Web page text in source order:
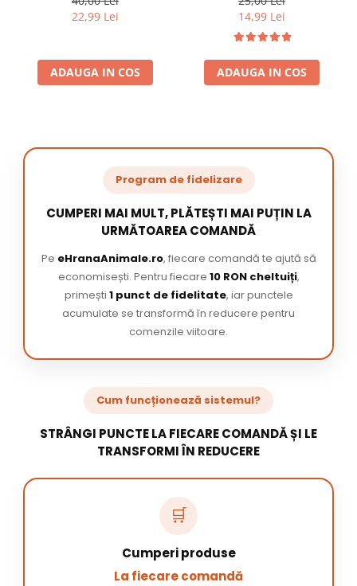
22,99 Lei
ADAUGA IN COS
14,99 Lei
ADAUGA IN COS
Program de fidelizare
CUMPERI MAI MULT, PLĂTEȘTI MAI PUȚIN LA
URMĂTOAREA COMANDĂ
Pe eHranaAnimale.ro, fiecare comandă te ajută să
economisești. Pentru fiecare 10 RON cheltuiți,
primești 1 punct de fidelitate, iar punctele
acumulate se transformă în reducere pentru
comenzile viitoare.
Cum funcționează sistemul?
STRÂNGI PUNCTE LA FIECARE COMANDĂ ȘI LE
TRANSFORMI ÎN REDUCERE
🛒
Cumperi produse
La fiecare comandă